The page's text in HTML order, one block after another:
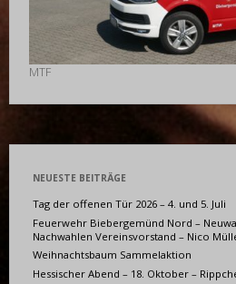
MTF
NEUESTE BEITRÄGE
Tag der offenen Tür 2026 – 4. und 5. Juli
Feuerwehr Biebergemünd Nord –
Nachwahlen Vereinsvorstand – Nico
Weihnachtsbaum Sammelaktion
Hessischer Abend – 18. Oktober –